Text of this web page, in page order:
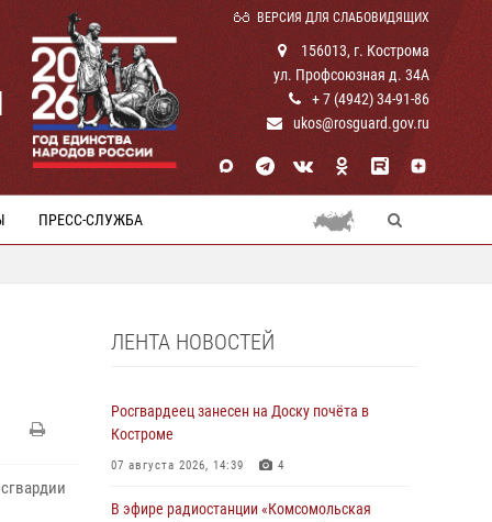
ВЕРСИЯ ДЛЯ СЛАБОВИДЯЩИХ
156013, г. Кострома
ул. Профсоюзная д. 34А
+ 7 (4942) 34-91-86
ukos@rosguard.gov.ru
ПРЕСС-СЛУЖБА
ЛЕНТА НОВОСТЕЙ
Росгвардеец занесен на Доску почёта в
Костроме
07 августа 2026, 14:39 4
В эфире радиостанции «Комсомольская